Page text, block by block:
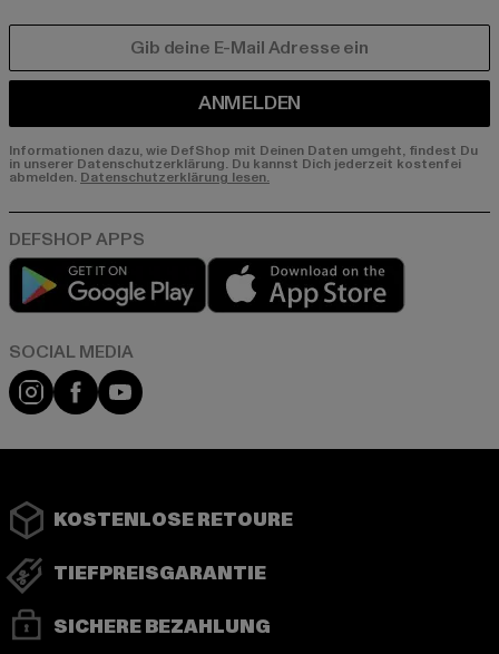
ANMELDEN
Informationen dazu, wie DefShop mit Deinen Daten umgeht, findest Du
in unserer Datenschutzerklärung. Du kannst Dich jederzeit kostenfei
abmelden. Datenschutzerklärung lesen.
Play market
Instagram
FacebookYouTube
KOSTENLOSE RETOURE
TIEFPREISGARANTIE
SICHERE BEZAHLUNG